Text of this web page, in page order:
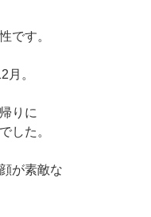
です。
月。
りに
した。
が素敵な